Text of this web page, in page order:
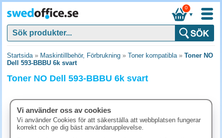
▼
0
Startsida» Maskintillbehör, Förbrukning » Toner kompatibla» Toner NO
Dell 593-BBBU 6k svart
Toner NO Dell 593-BBBU 6k svart
Vi använder oss av cookies
Vi använder Cookies för att säkerställa att webbplatsen fungerar
korrekt och ge dig bäst användarupplevelse.